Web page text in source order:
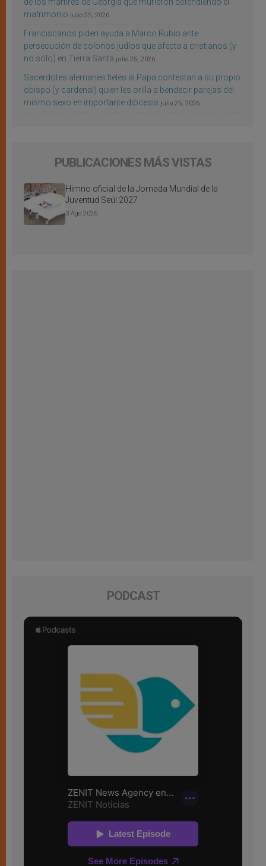
de los mártires de Georgia que murieron defendiendo el
matrimonio julio 25, 2026
Franciscanos piden ayuda a Marco Rubio ante
persecución de colonos judíos que afecta a cristianos (y
no sólo) en Tierra Santa julio 25, 2026
Sacerdotes alemanes fieles al Papa contestan a su propio
obispo (y cardenal) quien les orilla a bendecir parejas del
mismo sexo en importante diócesis julio 25, 2026
PUBLICACIONES MÁS VISTAS
Himno oficial de la Jornada Mundial de la
Juventud Seúl 2027
3 Ago 2026
PODCAST